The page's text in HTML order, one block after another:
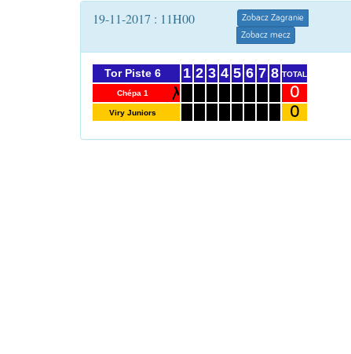
19-11-2017 : 11H00
Zobacz Zagranie
Zobacz mecz
Tor Piste 6
Chépa 1
Viry Juniors
1 2 3 4 5 6 7 8 TOTAL
0
0